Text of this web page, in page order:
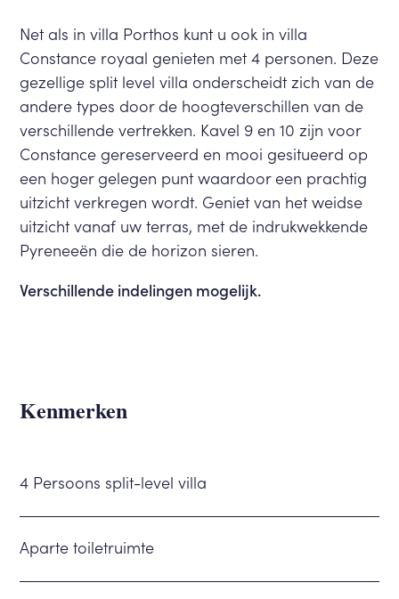
Net als in villa Porthos kunt u ook in villa
Constance royaal genieten met 4 personen. Deze
gezellige split level villa onderscheidt zich van de
andere types door de hoogteverschillen van de
verschillende vertrekken. Kavel 9 en 10 zijn voor
Constance gereserveerd en mooi gesitueerd op
een hoger gelegen punt waardoor een prachtig
uitzicht verkregen wordt. Geniet van het weidse
uitzicht vanaf uw terras, met de indrukwekkende
Pyreneeën die de horizon sieren.
Verschillende indelingen mogelijk.
Kenmerken
4 Persoons split-level villa
Aparte toiletruimte